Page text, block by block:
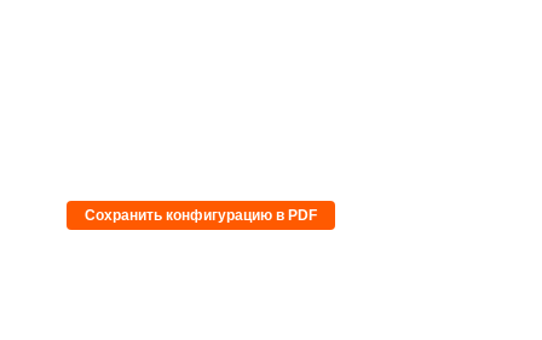
Сохранить конфигурацию в PDF